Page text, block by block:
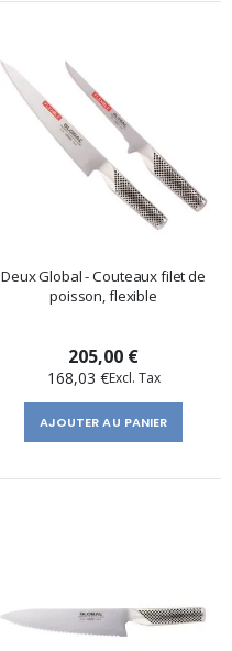
Deux Global - Couteaux filet de
poisson, flexible
205,00 €
168,03 €
AJOUTER AU PANIER